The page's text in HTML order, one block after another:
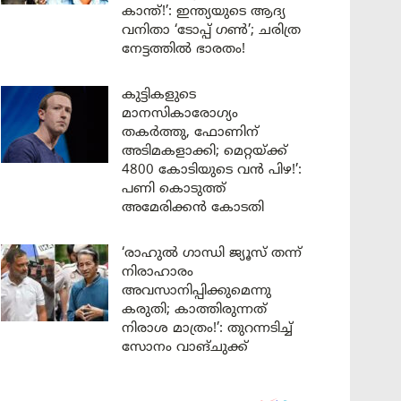
കാന്ത്!’: ഇന്ത്യയുടെ ആദ്യ
വനിതാ ‘ടോപ്പ് ഗൺ’; ചരിത്ര
നേട്ടത്തിൽ ഭാരതം!
കുട്ടികളുടെ
മാനസികാരോഗ്യം
തകർത്തു, ഫോണിന്
അടിമകളാക്കി; മെറ്റയ്ക്ക്
4800 കോടിയുടെ വൻ പിഴ!’:
പണി കൊടുത്ത്
അമേരിക്കൻ കോടതി
‘രാഹുൽ ഗാന്ധി ജ്യൂസ് തന്ന്
നിരാഹാരം
അവസാനിപ്പിക്കുമെന്നു
കരുതി; കാത്തിരുന്നത്
നിരാശ മാത്രം!’: തുറന്നടിച്ച്
സോനം വാങ്‌ചുക്ക്